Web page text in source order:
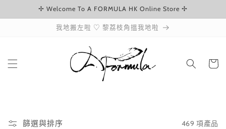
跳至內容✢ Welcome To A FORMULA HK Online Store ✢
我地搬左啦 ♡ 黎荔枝角搵我地啦
物
篩選與排序 469 項產品